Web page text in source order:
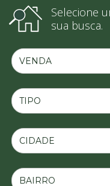
Selecione
sua busca.
VENDA
TIPO
CIDADE
BAIRRO